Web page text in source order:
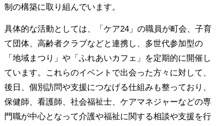
制の構築に取り組んでいます。
具体的な活動としては、「ケア24」の職員が町会、子育
て団体、高齢者クラブなどと連携し、多世代参加型の
「地域まつり」や「ふれあいカフェ」を定期的に開催し
ています。これらのイベントで出会った方々に対して、
後日、個別訪問や支援につなげる仕組みも整っており、
保健師、看護師、社会福祉士、ケアマネジャーなどの専
門職が中心となって介護や福祉に関する相談や支援を行